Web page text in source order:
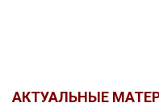
АКТУАЛЬНЫЕ